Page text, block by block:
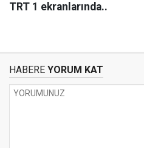
TRT 1 ekranlarında..
HABERE YORUM KAT